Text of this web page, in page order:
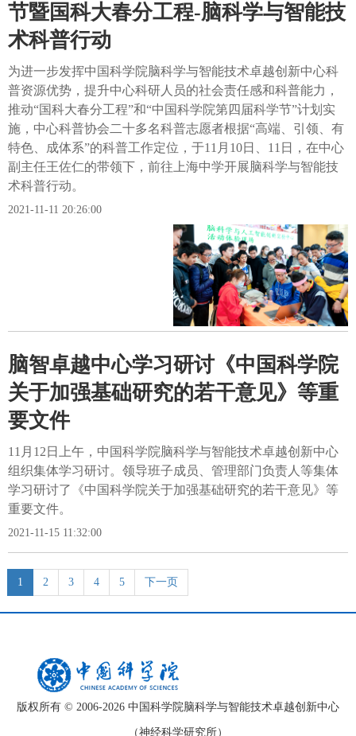
节暨国科大春分工程-脑科学与智能技
术科普行动
为进一步发挥中国科学院脑科学与智能技术卓越创新中心科
普资源优势，提升中心科研人员的社会责任感和科普能力，
推动“国科大春分工程”和“中国科学院第四届科学节”计划实
施，中心科普协会二十多名科普志愿者根据“高端、引领、有
特色、成体系”的科普工作定位，于11月10日、11日，在中心
副主任王佐仁的带领下，前往上海中学开展脑科学与智能技
术科普行动。
2021-11-11 20:26:00
脑智卓越中心学习研讨《中国科学院
关于加强基础研究的若干意见》等重
要文件
11月12日上午，中国科学院脑科学与智能技术卓越创新中心
组织集体学习研讨。领导班子成员、管理部门负责人等集体
学习研讨了《中国科学院关于加强基础研究的若干意见》等
重要文件。
2021-11-15 11:32:00
1 2 3 4 5 下一页
版权所有 © 2006-2026 中国科学院脑科学与智能技术卓越创新中心
（神经科学研究所）